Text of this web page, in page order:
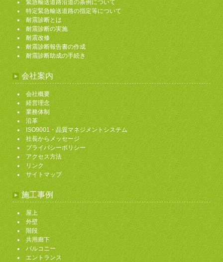
緊急輸送道路沿道の条例について
特定緊急輸送道路の指定等について
耐震診断とは
耐震診断の実施
耐震改修
耐震診断報告書の作成
耐震診断助成の手続き
会社案内
会社概要
経営理念
業務体制
沿革
ISO9001・品質マネジメントシステム
社長からメッセージ
プライバシーポリシー
アクセス方法
リンク
サイトマップ
施工事例
屋上
外壁
階段
共用廊下
バルコニー
エントランス